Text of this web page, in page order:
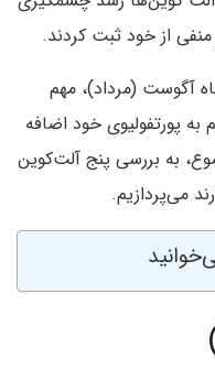
از خود ثبت کردند.
آگوست (مرداد)، مهم
پورتفولیوی خود اضافه
به بررسی پنج آلت‌کوین
می‌پردازیم.